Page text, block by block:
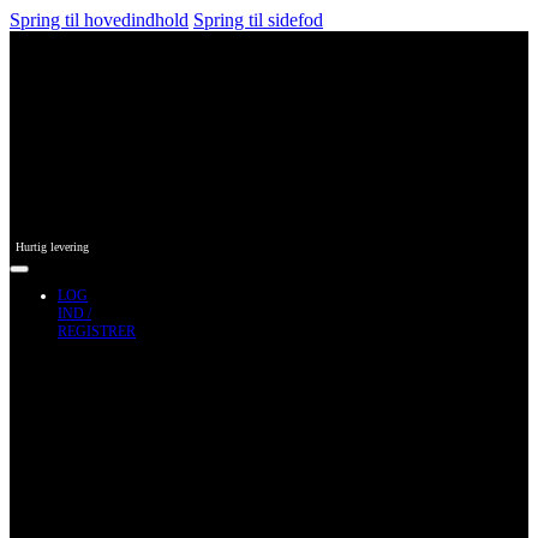
Spring til hovedindhold Spring til sidefod
Hurtig levering
LOG
IND /
REGISTRER